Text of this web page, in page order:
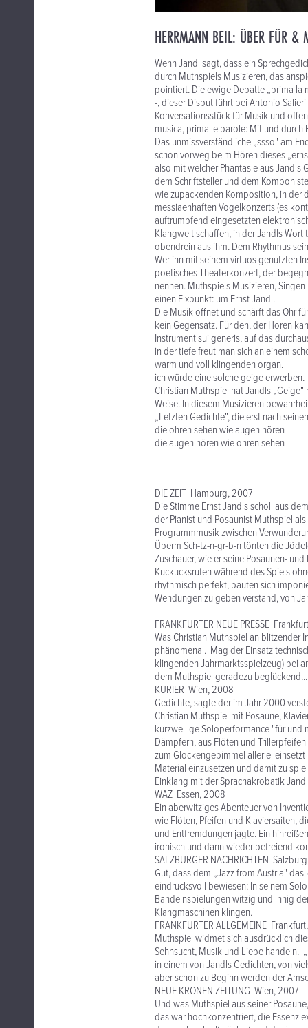
HERRMANN BEIL: ÜBER FÜR &
Wenn Jandl sagt, dass ein
durch Muthspiels Musizieren, das
pointiert. Die ewige Debatte „prima la
-, dieser Disput führt bei Antonio
Konversationsstück für Musik und
musica, prima le parole: Mit und durch
Das unmissverständliche „ssso" am
schon vorweg beim Hören dieses
also mit welcher Phantasie aus
dem Schriftsteller und dem
wie zupackenden Komposition, in der
messiaenhaften Vogelkonzerts (es
auftrumpfend eingesetzten
Klangwelt schaffen, in der Jandls
obendrein aus ihm. Dem Rhythmus
Wer ihn mit seinem virtuos genutzten
poetisches Theaterkonzert, der
nennen. Muthspiels Musizieren,
einen Fixpunkt: um Ernst Jandl.
Die Musik öffnet und schärft das Ohr
kein Gegensatz. Für den, der Hören
Instrument sui generis, auf das
in der tiefe freut man sich an einem
warm und voll klingenden organ.
ich würde eine solche geige erwerben.
Christian Muthspiel hat Jandls
Weise. In diesem Musizieren
„Letzten Gedichte", die erst nach
die ohren sehen wie augen hören
die augen hören wie ohren sehen
DIE ZEIT Hamburg, 2007
Die Stimme Ernst Jandls scholl aus
der Pianist und Posaunist Muthspiel
Programmmusik zwischen
Überm Sch-tz-n-gr-b-n tönten die
Zuschauer, wie er seine Posaunen-
Kuckucksrufen während des Spiels
rhythmisch perfekt, bauten sich
Wendungen zu geben verstand, von
FRANKFURTER NEUE PRESSE
Was Christian Muthspiel an blitzender
phänomenal. Mag der Einsatz
klingenden Jahrmarktsspielzeug) bei
dem Muthspiel geradezu
KURIER Wien, 2008
Gedichte, sagte der im Jahr 2000
Christian Muthspiel mit Posaune,
kurzweilige Soloperformance "für und
Dämpfern, aus Flöten und
zum Glockengebimmel allerlei
Material einzusetzen und damit zu
Einklang mit der Sprachakrobatik
WAZ Essen, 2008
Ein aberwitziges Abenteuer von
wie Flöten, Pfeifen und Klaviersaiten,
und Entfremdungen jagte. Ein
ironisch und dann wieder befreiend
SALZBURGER NACHRICHTEN
Gut, dass dem „Jazz from Austria"
eindrucksvoll bewiesen: In seinem
Bandeinspielungen witzig und innig
Klangmaschinen klingen.
FRANKFURTER ALLGEMEINE
Muthspiel widmet sich ausdrücklich
Sehnsucht, Musik und Liebe handeln.
in einem von Jandls Gedichten, von
aber schon zu Beginn werden der
NEUE KRONEN ZEITUNG Wien, 2007
Und was Muthspiel aus seiner
das war hochkonzentriert, die Essenz